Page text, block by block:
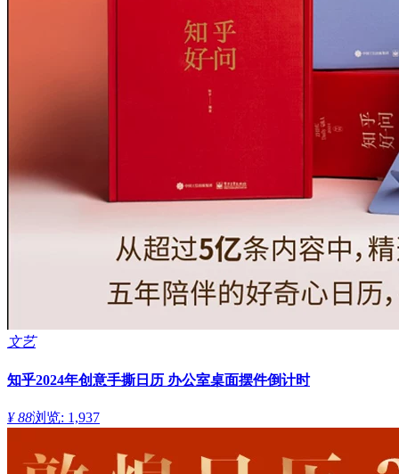
文艺
知乎2024年创意手撕日历 办公室桌面摆件倒计时
¥ 88浏览: 1,937